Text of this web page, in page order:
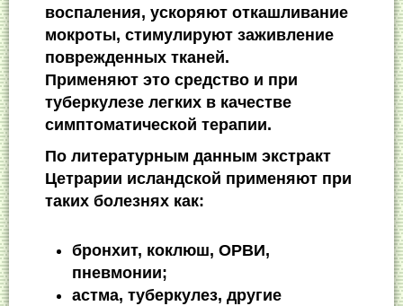
воспаления, ускоряют откашливание
мокроты, стимулируют заживление
поврежденных тканей.
Применяют это средство и при
туберкулезе легких в качестве
симптоматической терапии.
По литературным данным экстракт
Цетрарии исландской применяют при
таких болезнях как:
бронхит, коклюш, ОРВИ,
пневмонии;
астма, туберкулез, другие